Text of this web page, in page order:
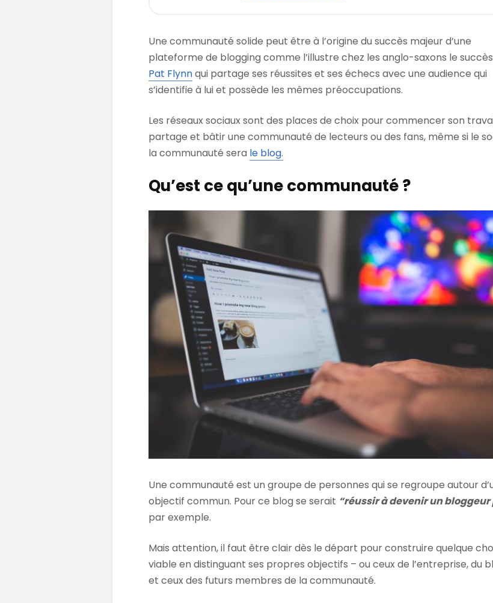
Une communauté solide peut être à l’origine du succès majeur d’une
plateforme de blogging comme l’illustre chez les anglo-saxons le
Pat Flynnqui partage ses réussites et ses échecs avec une audience qui
s’identifie à lui et possède les mêmes préoccupations.
Les réseaux sociaux sont des places de choix pour commencer son
partage et bâtir une communauté de lecteurs ou des fans, même si le
la communauté sera le blog.
Qu’est ce qu’une communauté ?
Une communauté est un groupe de personnes qui se regroupe autour
objectif commun. Pour ce blog se serait “réussir à devenir un bloggeur
par exemple.
Mais attention, il faut être clair dès le départ pour construire quelque
viable en distinguant ses propres objectifs – ou ceux de l’entreprise, du
et ceux des futurs membres de la communauté.